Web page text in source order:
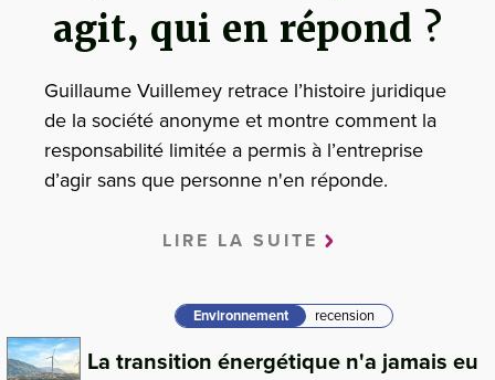
agit, qui en répond ?
Guillaume Vuillemey retrace l’histoire juridique
de la société anonyme et montre comment la
responsabilité limitée a permis à l’entreprise
d’agir sans que personne n'en réponde.
LIRE LA SUITE
Environnement recension
La transition énergétique n'a jamais eu